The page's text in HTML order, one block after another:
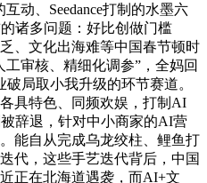
动、Seedance打制的水墨六
诸多问题：好比创做门槛
、文化出海难等中国春节顿时
审核、精细化调参”，全妈回
局取小我升级的环节赛道。
具特色、同频欢娱，打制AI
辞退，针对中小商家的AI营
能自从完成乌龙绞柱、鲤鱼打
代，这些手艺迭代背后，中国
正在北海道遇袭，而AI+文